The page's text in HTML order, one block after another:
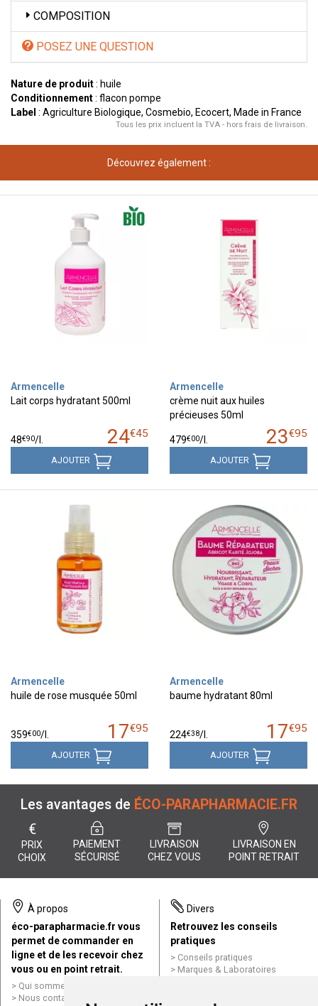
COMPOSITION
POSEZ UNE QUESTION
Nature de produit: huile
Conditionnement: flacon pompe
Label : Agriculture Biologique, Cosmebio, Ecocert, Made in France
Tous les prix incluent la TVA - hors frais de livraison.
Découvrez également :
Armencelle
Lait corps hydratant 500ml
24€45
48€90/
AJOUTER
Armencelle
crème nuit aux huiles
précieuses 50ml
23€95
479€00/
AJOUTER
Armencelle
huile de rose musquée 50ml
17€95
359€00/
AJOUTER
Armencelle
baume hydratant 80ml
17€95
224€38/
AJOUTER
Les avantages de ÉCO-PARAPHARMACIE.FR
€
PRIX
CHOIX
PAIEMENT
SÉCURISÉ
LIVRAISON
CHEZ VOUS
LIVRAISON EN
POINT RETRAIT
À propos
éco-parapharmacie.fr vous
permet de commander en
ligne et de les recevoir chez
vous ou en point retrait.
Qui sommes nous ?
Nous contacter par e-mail
Divers
Retrouvez les conseils
pratiques
Conseils pratiques
Marques & Laboratoires